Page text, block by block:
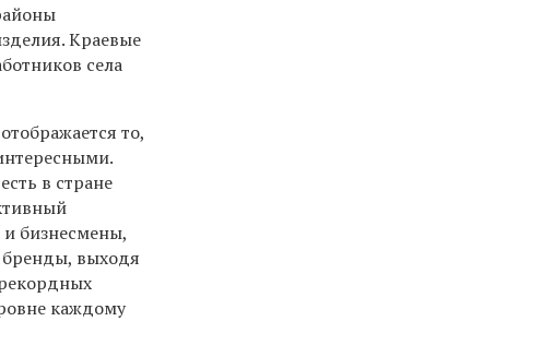
Краевые
села
то,
в стране
и бизнесмены,
бренды, выходя
каждому